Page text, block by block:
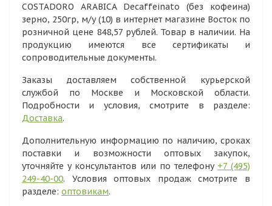
COSTADORO ARABICA Decaffeinato (без кофеина)
зерно, 250гр, м/у (10) в интернет магазине Восток по
розничной цене 848,57 рублей. Товар в наличии. На
продукцию имеются все сертификаты и
сопроводительные документы.
Заказы доставляем собственной курьерской
службой по Москве и Московской области.
Подробности и условия, смотрите в разделе:
Доставка.
Дополнительную информацию по наличию, сроках
поставки и возможности оптовых закупок,
уточняйте у консультантов или по телефону +7 (495)
249-40-00. Условия оптовых продаж смотрите в
разделе: оптовикам.